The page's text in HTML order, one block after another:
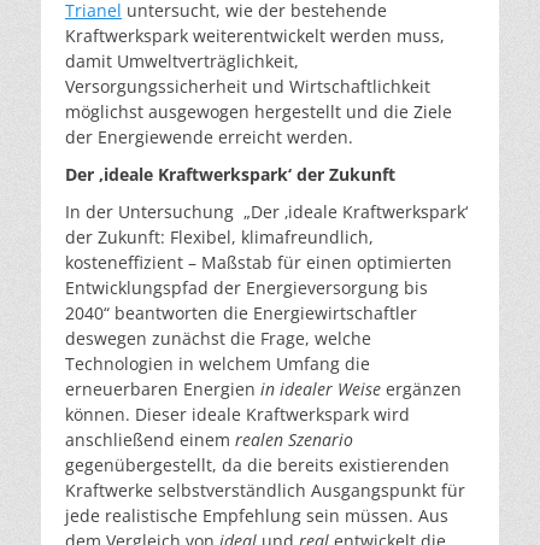
Trianel untersucht, wie der bestehende
Kraftwerkspark weiterentwickelt werden muss,
damit Umweltverträglichkeit,
Versorgungssicherheit und Wirtschaftlichkeit
möglichst ausgewogen hergestellt und die Ziele
der Energiewende erreicht werden.
Der ‚ideale Kraftwerkspark‘ der Zukunft
In der Untersuchung „Der ‚ideale Kraftwerkspark‘
der Zukunft: Flexibel, klimafreundlich,
kosteneffizient – Maßstab für einen optimierten
Entwicklungspfad der Energieversorgung bis
2040“ beantworten die Energiewirtschaftler
deswegen zunächst die Frage, welche
Technologien in welchem Umfang die
erneuerbaren Energien in idealer Weise ergänzen
können. Dieser ideale Kraftwerkspark wird
anschließend einem realen Szenario
gegenübergestellt, da die bereits existierenden
Kraftwerke selbstverständlich Ausgangspunkt für
jede realistische Empfehlung sein müssen. Aus